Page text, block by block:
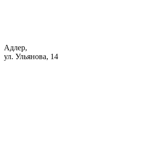
Адлер,
ул. Ульянова, 14